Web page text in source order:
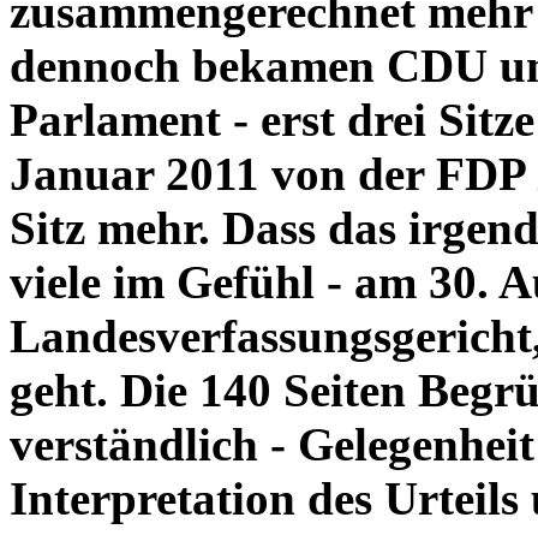
zusammengerechnet
dennoch bekamen CDU
Parlament - erst drei
Januar 2011 von der
Sitz mehr. Dass das
viele im Gefühl - am 30.
geht. Die 140 Seiten
verständlich -
Interpretation des Urteils